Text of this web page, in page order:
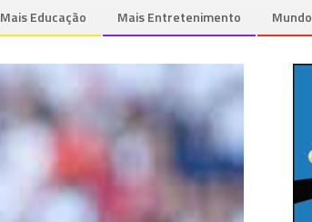
Mais Educação Mais Entretenimento Mundo